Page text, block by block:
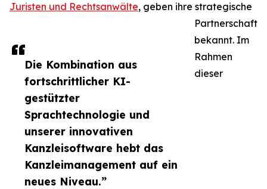
Die Kombination aus
fortschrittlicher KI-
gestützter
Sprachtechnologie und
unserer innovativen
Kanzleisoftware hebt das
Kanzleimanagement auf ein
neues Niveau.”
Juristen und Rechtsanwälte, geben ihre strategische
Partnerschaft
bekannt. Im
Rahmen
dieser